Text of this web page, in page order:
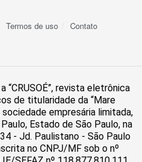
Termos de uso Contato
“CRUSOÉ”, revista eletrônica
de titularidade da “Mare
empresária limitada,
Estado de São Paulo, na
- Jd. Paulistano - São Paulo
no CNPJ/MF sob o nº